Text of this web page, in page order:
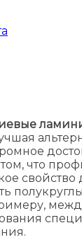
что
свойство